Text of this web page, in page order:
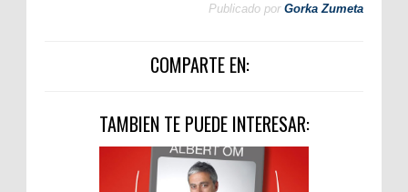
Publicado por Gorka Zumeta
COMPARTE EN:
TAMBIEN TE PUEDE INTERESAR: